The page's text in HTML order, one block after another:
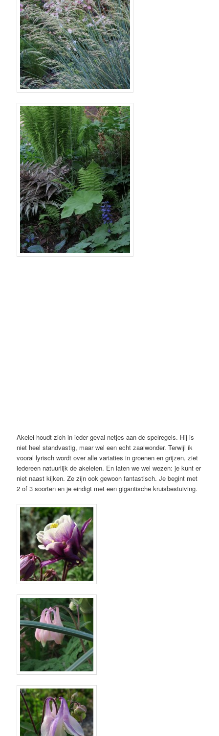
Akelei houdt zich in ieder geval netjes aan de spelregels. Hij is
niet heel standvastig, maar wel een echt zaaiwonder. Terwijl ik
vooral lyrisch wordt over alle variaties in groenen en grijzen, ziet
iedereen natuurlijk de akeleien. En laten we wel wezen: je kunt er
niet naast kijken. Ze zijn ook gewoon fantastisch. Je begint met
2 of 3 soorten en je eindigt met een gigantische kruisbestuiving.